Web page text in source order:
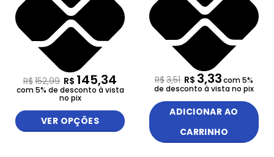
R$152,99 R$ 145,34
com 5% de desconto à vista
no pix
VER OPÇÕES
R$3,51 R$ 3,33com 5%
de desconto à vista no pix
ADICIONAR AO
CARRINHO